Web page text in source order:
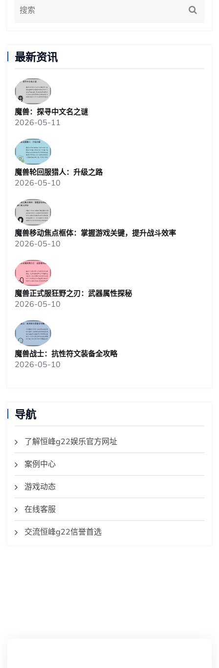
最新资讯
魔兽：探寻中文名之谜
2026-05-11
魔兽轮回服猎人：升级之路
2026-05-10
魔兽移动焦点框体：掌握游戏关键，提升战斗效率
2026-05-10
魔兽正式服狂野之刃：武器属性探秘
2026-05-10
魔兽战士：抗性符文装备全攻略
2026-05-10
导航
了解恒峰g22娱乐官方网址
案例中心
游戏动态
在线客服
交流恒峰g22信誉首选